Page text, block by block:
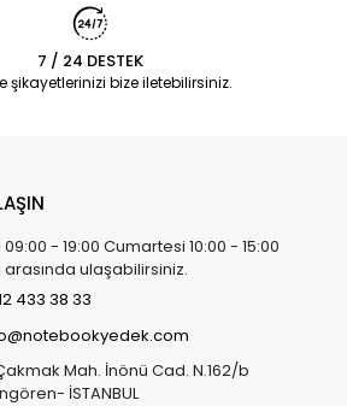
7 / 24 DESTEK
şikayetlerinizi bize iletebilirsiniz.
- 19:00 Cumartesi 10:00 - 15:00
ulaşabilirsiniz.
433 38 33
Mah. İnönü Cad. N.162/b
İSTANBUL